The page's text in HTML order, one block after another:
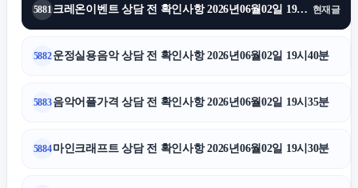
5881 크레온이벤트 상담 전 확인사항 2026년06월02일 19시45분 현재글
5882운정실용음악 상담 전 확인사항 2026년06월02일 19시40분
5883음악어플가격 상담 전 확인사항 2026년06월02일 19시35분
5884마인크래프트 상담 전 확인사항 2026년06월02일 19시30분